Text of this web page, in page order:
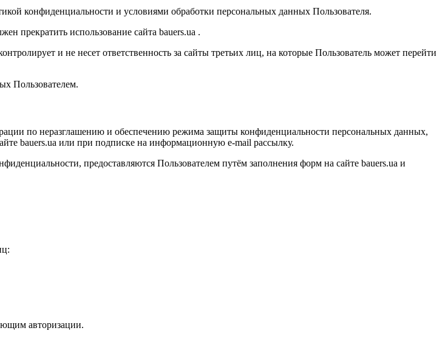
конфиденциальности и условиями обработки персональных данных Пользователя.
прекратить использование сайта bauers.ua .
и не несет ответственность за сайты третьих лиц, на которые Пользователь может перейти
Пользователем.
по неразглашению и обеспечению режима защиты конфиденциальности персональных данных,
bauers.ua или при подписке на информационную e-mail рассылку.
предоставляются Пользователем путём заполнения форм на сайте bauers.ua и
авторизации.